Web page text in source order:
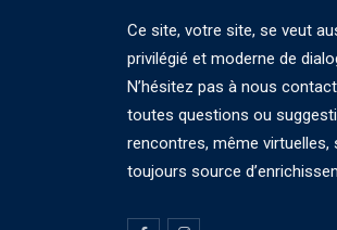
Ce site, votre site, se veut
privilégié et moderne de
N’hésitez pas à nous
toutes questions ou
rencontres, même virtuelles,
toujours source